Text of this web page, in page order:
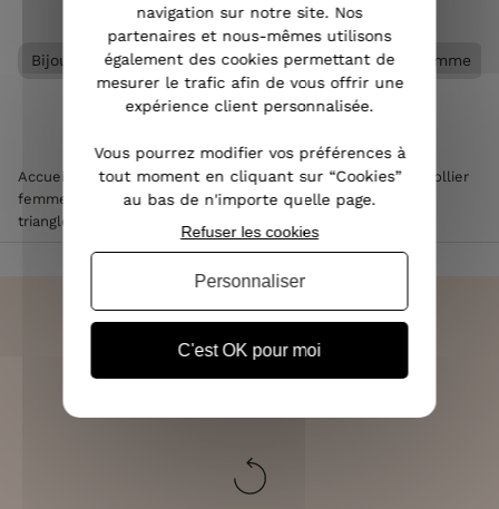
Bijoux femme Collier acier femme Collier femme
Accueil Accessoires de mode femme >Bijoux femme
Collier
femme
Collier acier femme >Collier femme doré petits
triangles
LIVRAISON RAPIDE
navigation sur notre site. Nos
partenaires et nous-mêmes utilisons
également des cookies permettant de
mesurer le trafic afin de vous offrir une
expérience client personnalisée.
Vous pourrez modifier vos préférences à
tout moment en cliquant sur “Cookies”
au bas de n'importe quelle page.
C'est OK pour moi
Refuser les cookies
Personnaliser